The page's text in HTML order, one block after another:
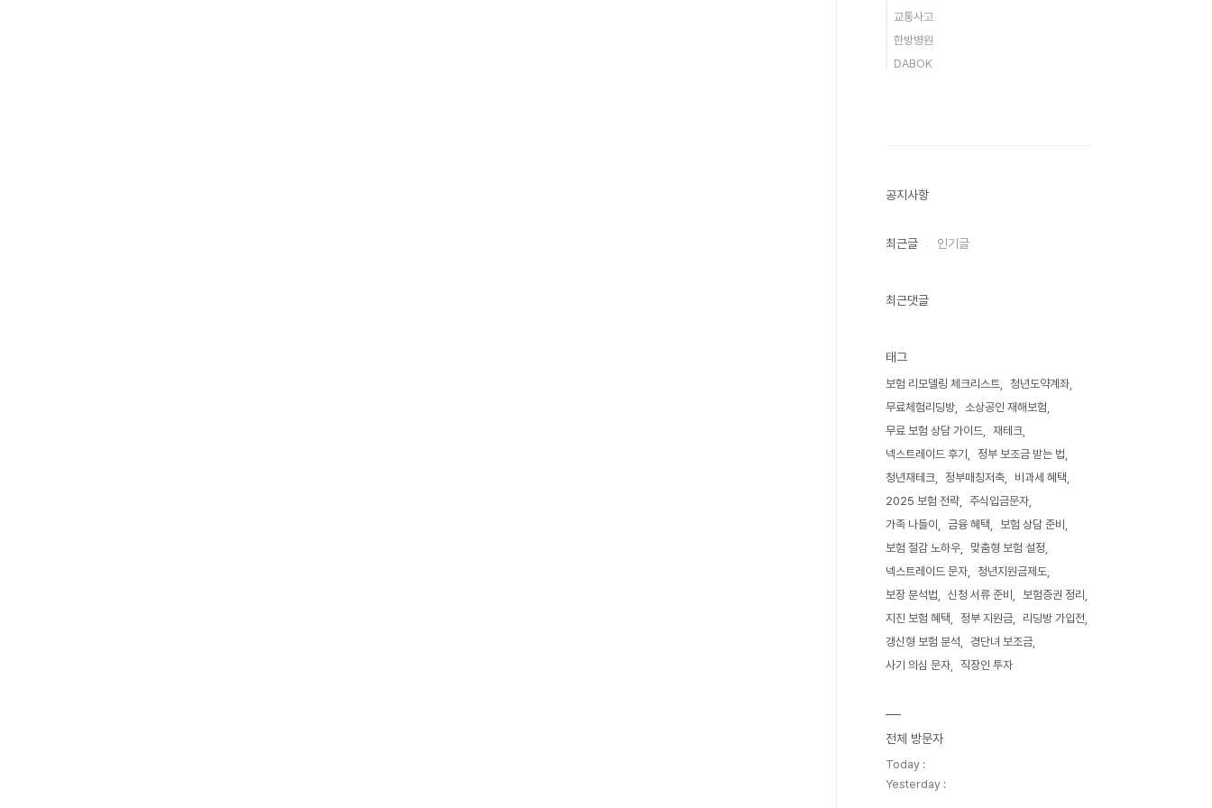
교통사고
한방병원
DABOK
공지사항
최근글 인기글
최근댓글
태그
보험 리모델링 체크리스트
청년도약계좌
무료체험리딩방
소상공인 재해보험
무료 보험 상담 가이드
재테크
넥스트레이드 후기
정부 보조금 받는 법
청년재테크
정부매칭저축
비과세 혜택
2025 보험 전략
주식입금문자
가족 나들이
금융 혜택
보험 상담 준비
보험 절감 노하우
맞춤형 보험 설정
넥스트레이드 문자
청년지원금제도
보장 분석법
신청 서류 준비
보험증권 정리
지진 보험 혜택
정부 지원금
리딩방 가입전
갱신형 보험 분석
경단녀 보조금
사기 의심 문자
직장인 투자
전체 방문자
Today :
Yesterday :